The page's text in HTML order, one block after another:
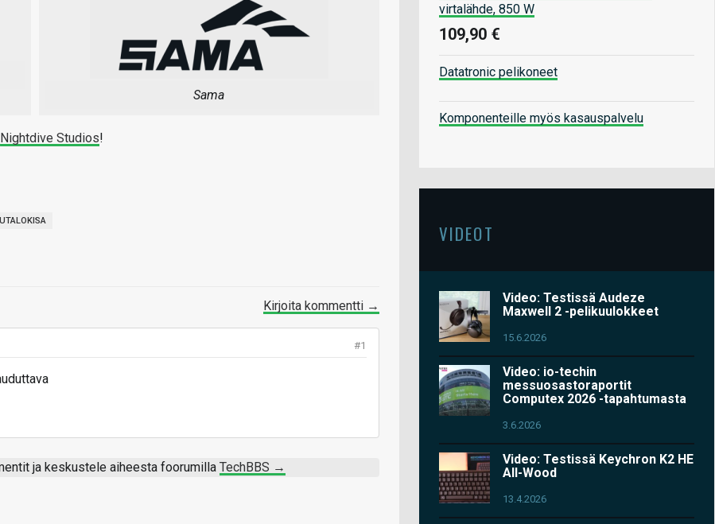
Sama
Nightdive Studios!
Kirjoita kommentti →
#1
ja keskustele aiheesta foorumilla TechBBS →
virtalähde, 850 W
109,90 €
Datatronic pelikoneet
Komponenteille myös kasauspalvelu
VIDEOT
Video: Testissä Audeze
Maxwell 2 -pelikuulokkeet
15.6.2026
Video: io-techin
messuosastoraportit
Computex 2026 -tapahtumasta
3.6.2026
Video: Testissä Keychron K2 HE
All-Wood
13.4.2026